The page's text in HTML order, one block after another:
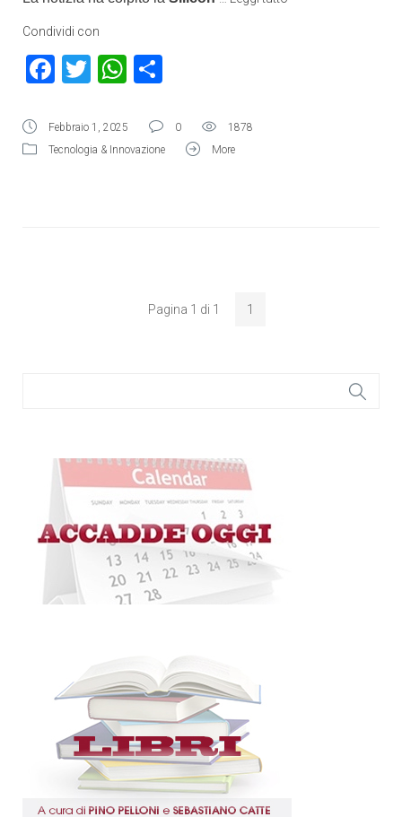
Condividi con
Facebook
TwitterWhatsApp
Febbraio 1, 2025 0
1878
Tecnologia & Innovazione
More
Pagina 1 di 1 1